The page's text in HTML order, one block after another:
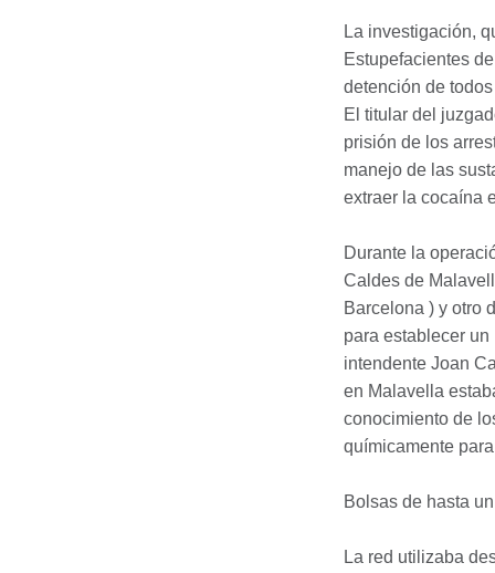
La investigación,
Estupefacientes
detención de
El titular del
prisión de los
manejo de las
extraer la cocaína
Durante la
Caldes de
Barcelona ) y otro
para establecer
intendente Joan
en Malavella
conocimiento de
químicamente
Bolsas de hasta
La red utilizaba